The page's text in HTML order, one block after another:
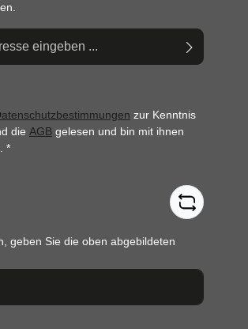
zur Kenntnis
die AGB gelesen und bin mit ihnen
*
geben Sie die oben abgebildeten